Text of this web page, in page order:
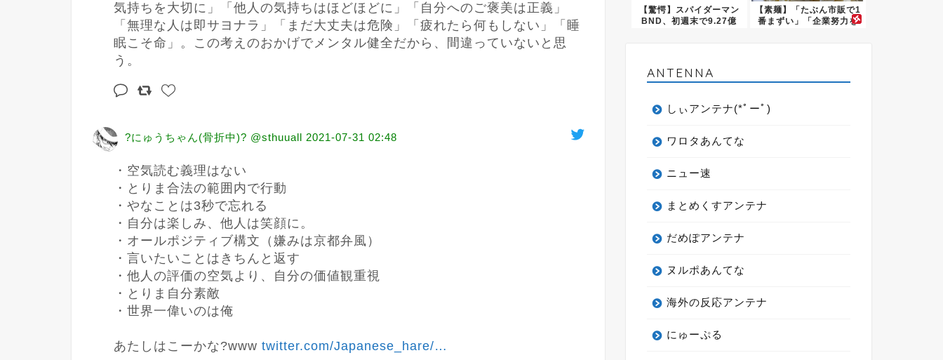
気持ちを大切に」「他人の気持ちはほどほどに」「自分へのご褒美は正義」
「無理な人は即サヨナラ」「まだ大丈夫は危険」「疲れたら何もしない」「睡
眠こそ命」。この考えのおかげでメンタル健全だから、間違っていないと思
う。
?にゅうちゃん(骨折中)? @sthuuall 2021-07-31 02:48
・空気読む義理はない
・とりま合法の範囲内で行動
・やなことは3秒で忘れる
・自分は楽しみ、他人は笑顔に。
・オールポジティブ構文（嫌みは京都弁風）
・言いたいことはきちんと返す
・他人の評価の空気より、自分の価値観重視
・とりま自分素敵
・世界一偉いのは俺
あたしはこーかな?www twitter.com/Japanese_hare/…
【驚愕】スパイダーマン
BND、初週末で9.27億
【素麺】「たぶん市販で1
番まずい」「企業努力を
ANTENNA
しぃアンテナ(*ﾟーﾟ)
ワロタあんてな
ニュー速
まとめくすアンテナ
だめぽアンテナ
ヌルポあんてな
海外の反応アンテナ
にゅーぷる